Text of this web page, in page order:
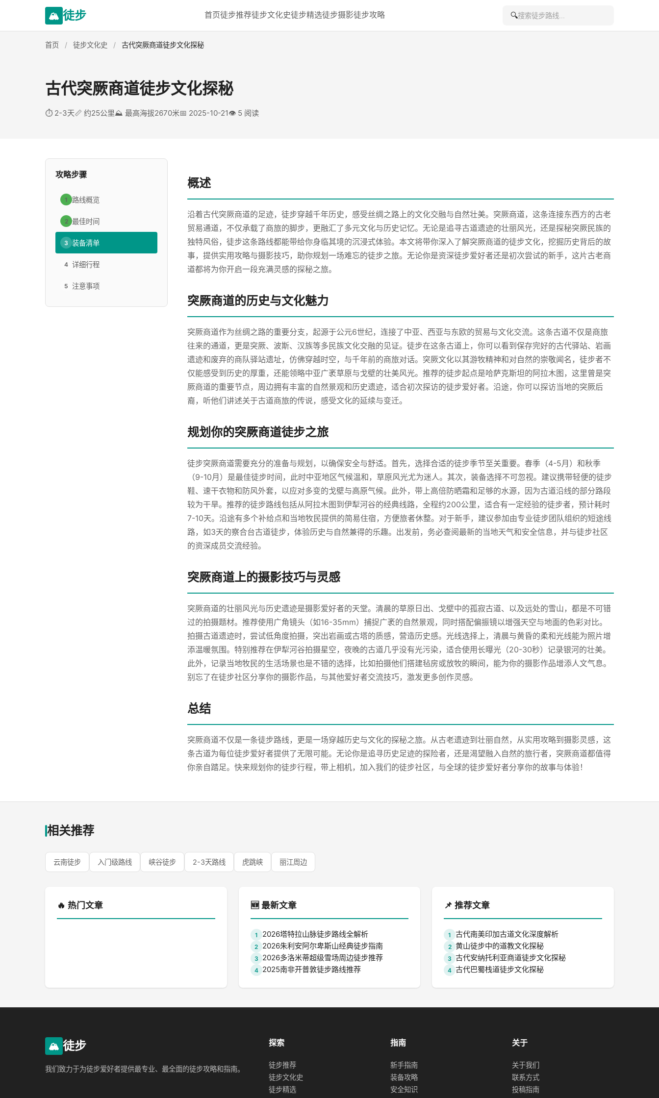
🏔️ 徒步 首页徒步推荐徒步文化史徒步精选徒步摄影徒步攻略 🔍
首页 / 徒步文化史 / 古代突厥商道徒步文化探秘
古代突厥商道徒步文化探秘
⏱️ 2-3天📏 约25公里⛰️ 最高海拔2670米📅 2025-10-21👁️ 5 阅读
攻略步骤
1 路线概览
2 最佳时间
3 装备清单
4 详细行程
5 注意事项
概述
沿着古代突厥商道的足迹，徒步穿越千年历史，感受丝绸之路上的文化交融与自然壮美。突厥商道，这条连接东西方的古老
贸易通道，不仅承载了商旅的脚步，更融汇了多元文化与历史记忆。无论是追寻古道遗迹的壮丽风光，还是探秘突厥民族的
独特风俗，徒步这条路线都能带给你身临其境的沉浸式体验。本文将带你深入了解突厥商道的徒步文化，挖掘历史背后的故
事，提供实用攻略与摄影技巧，助你规划一场难忘的徒步之旅。无论你是资深徒步爱好者还是初次尝试的新手，这片古老商
道都将为你开启一段充满灵感的探秘之旅。
突厥商道的历史与文化魅力
突厥商道作为丝绸之路的重要分支，起源于公元6世纪，连接了中亚、西亚与东欧的贸易与文化交流。这条古道不仅是商旅
往来的通道，更是突厥、波斯、汉族等多民族文化交融的见证。徒步在这条古道上，你可以看到保存完好的古代驿站、岩画
遗迹和废弃的商队驿站遗址，仿佛穿越时空，与千年前的商旅对话。突厥文化以其游牧精神和对自然的崇敬闻名，徒步者不
仅能感受到历史的厚重，还能领略中亚广袤草原与戈壁的壮美风光。推荐的徒步起点是哈萨克斯坦的阿拉木图，这里曾是突
厥商道的重要节点，周边拥有丰富的自然景观和历史遗迹，适合初次探访的徒步爱好者。沿途，你可以探访当地的突厥后
裔，听他们讲述关于古道商旅的传说，感受文化的延续与变迁。
规划你的突厥商道徒步之旅
徒步突厥商道需要充分的准备与规划，以确保安全与舒适。首先，选择合适的徒步季节至关重要。春季（4-5月）和秋季
（9-10月）是最佳徒步时间，此时中亚地区气候温和，草原风光尤为迷人。其次，装备选择不可忽视。建议携带轻便的徒步
鞋、速干衣物和防风外套，以应对多变的戈壁与高原气候。此外，带上高倍防晒霜和足够的水源，因为古道沿线的部分路段
较为干旱。推荐的徒步路线包括从阿拉木图到伊犁河谷的经典线路，全程约200公里，适合有一定经验的徒步者，预计耗时
7-10天。沿途有多个补给点和当地牧民提供的简易住宿，方便旅者休整。对于新手，建议参加由专业徒步团队组织的短途线
路，如3天的察合台古道徒步，体验历史与自然兼得的乐趣。出发前，务必查阅最新的当地天气和安全信息，并与徒步社区
的资深成员交流经验。
突厥商道上的摄影技巧与灵感
突厥商道的壮丽风光与历史遗迹是摄影爱好者的天堂。清晨的草原日出、戈壁中的孤寂古道、以及远处的雪山，都是不可错
过的拍摄题材。推荐使用广角镜头（如16-35mm）捕捉广袤的自然景观，同时搭配偏振镜以增强天空与地面的色彩对比。
拍摄古道遗迹时，尝试低角度拍摄，突出岩画或古塔的质感，营造历史感。光线选择上，清晨与黄昏的柔和光线能为照片增
添温暖氛围。特别推荐在伊犁河谷拍摄星空，夜晚的古道几乎没有光污染，适合使用长曝光（20-30秒）记录银河的壮美。
此外，记录当地牧民的生活场景也是不错的选择，比如拍摄他们搭建毡房或放牧的瞬间，能为你的摄影作品增添人文气息。
别忘了在徒步社区分享你的摄影作品，与其他爱好者交流技巧，激发更多创作灵感。
总结
突厥商道不仅是一条徒步路线，更是一场穿越历史与文化的探秘之旅。从古老遗迹到壮丽自然，从实用攻略到摄影灵感，这
条古道为每位徒步爱好者提供了无限可能。无论你是追寻历史足迹的探险者，还是渴望融入自然的旅行者，突厥商道都值得
你亲自踏足。快来规划你的徒步行程，带上相机，加入我们的徒步社区，与全球的徒步爱好者分享你的故事与体验！
相关推荐
云南徒步 入门级路线 峡谷徒步 2-3天路线 虎跳峡 丽江周边
🔥 热门文章 🆕 最新文章
1 2026塔特拉山脉徒步路线全解析
2 2026朱利安阿尔卑斯山经典徒步指南
3 2026多洛米蒂超级雪场周边徒步推荐
4 2025南非开普敦徒步路线推荐
📌 推荐文章
1 古代南美印加古道文化深度解析
2 黄山徒步中的道教文化探秘
3 古代安纳托利亚商道徒步文化探秘
4 古代巴蜀栈道徒步文化探秘
🏔️ 徒步
我们致力于为徒步爱好者提供最专业、最全面的徒步攻略和指南。
探索
徒步推荐
徒步文化史
徒步精选
指南
新手指南
装备攻略
安全知识
关于
关于我们
联系方式
投稿指南